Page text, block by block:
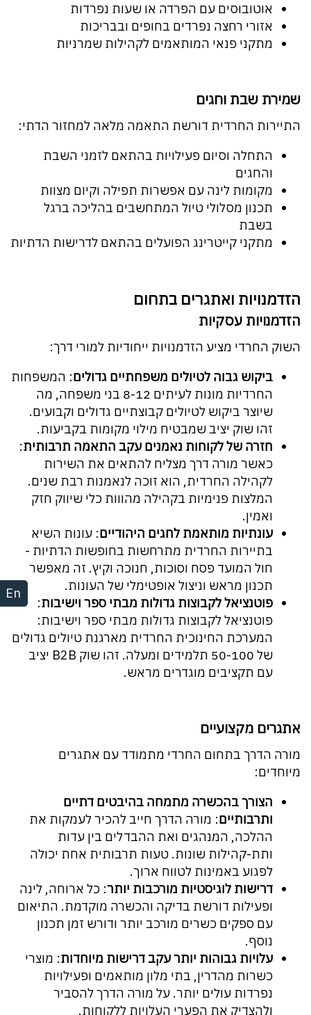
En
אוטובוסים עם הפרדה או שעות נפרדות
אזורי רחצה נפרדים בחופים ובבריכות
מתקני פנאי המותאמים לקהילות שמרניות
שמירת שבת וחגים
התיירות החרדית דורשת התאמה מלאה למחזור הדתי:
התחלה וסיום פעילויות בהתאם לזמני השבת
והחגים
מקומות לינה עם אפשרות תפילה וקיום מצוות
תכנון מסלולי טיול המתחשבים בהליכה ברגל
בשבת
מתקני קייטרינג הפועלים בהתאם לדרישות הדתיות
הזדמנויות ואתגרים בתחום
הזדמנויות עסקיות
השוק החרדי מציע הזדמנויות ייחודיות למורי דרך:
ביקוש גבוה לטיולים משפחתיים גדולים: המשפחות
החרדיות מונות לעיתים 8-12 בני משפחה, מה
שיוצר ביקוש לטיולים קבוצתיים גדולים וקבועים.
זהו שוק יציב שמבטיח מילוי מקומות בקביעות.
חזרה של לקוחות נאמנים עקב התאמה תרבותית:
כאשר מורה דרך מצליח להתאים את השירות
לקהילה החרדית, הוא זוכה לנאמנות רבת שנים.
המלצות פנימיות בקהילה מהווות כלי שיווק חזק
ואמין.
עונתיות מותאמת לחגים היהודיים: עונות השיא
בתיירות החרדית מתרחשות בחופשות הדתיות -
חול המועד פסח וסוכות, חנוכה וקיץ. זה מאפשר
תכנון מראש וניצול אופטימלי של העונות.
פוטנציאל לקבוצות גדולות מבתי ספר וישיבות:
פוטנציאל לקבוצות גדולות מבתי ספר וישיבות:
המערכת החינוכית החרדית מארגנת טיולים גדולים
של 50-100 תלמידים ומעלה. זהו שוק B2B יציב
עם תקציבים מוגדרים מראש.
אתגרים מקצועיים
מורה הדרך בתחום החרדי מתמודד עם אתגרים
מיוחדים:
הצורך בהכשרה מתמחה בהיבטים דתיים
ותרבותיים: מורה הדרך חייב להכיר לעמקות את
ההלכה, המנהגים ואת ההבדלים בין עדות
ותת-קהילות שונות. טעות תרבותית אחת יכולה
לפגוע באמינות לטווח ארוך.
דרישות לוגיסטיות מורכבות יותר: כל ארוחה, לינה
ופעילות דורשת בדיקה והכשרה מוקדמת. התיאום
עם ספקים כשרים מורכב יותר ודורש זמן תכנון
נוסף.
עלויות גבוהות יותר עקב דרישות מיוחדות: מוצרי
כשרות מהדרין, בתי מלון מותאמים ופעילויות
נפרדות עולים יותר. על מורה הדרך להסביר
ולהצדיק את הפערי העלויות ללקוחות.